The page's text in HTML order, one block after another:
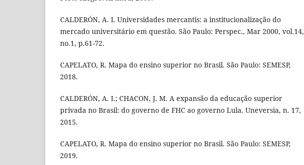
CALDERÓN, A. I. Universidades mercantis: a institucionalização do
mercado universitário em questão. São Paulo: Perspec., Mar 2000, vol.14,
no.1, p.61-72.
CAPELATO, R. Mapa do ensino superior no Brasil. São Paulo: SEMESP,
2018.
CALDERÓN, A. I.; CHACON, J. M. A expansão da educação superior
privada no Brasil: do governo de FHC ao governo Lula. Uneversia, n. 17,
2015.
CAPELATO, R. Mapa do ensino superior no Brasil. São Paulo: SEMESP,
2019.